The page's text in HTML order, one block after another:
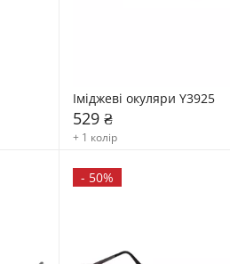
Іміджеві окуляри Y3925
529 ₴
+ 1 колір
- 50%